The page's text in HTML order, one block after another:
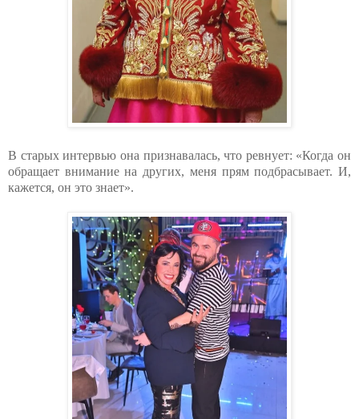
В старых интервью она признавалась, что ревнует: «Когда он
обращает внимание на других, меня прям подбрасывает. И,
кажется, он это знает».